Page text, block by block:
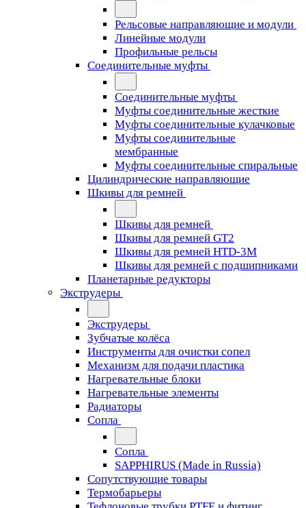
Рельсовые направляющие и модули
Линейные модули
Профильные рельсы
Соединительные муфты
Соединительные муфты
Муфты соединительные жесткие
Муфты соединительные кулачковые
Муфты соединительные
мембранные
Муфты соединительные спиральные
Цилиндрические направляющие
Шкивы для ремней
Шкивы для ремней
Шкивы для ремней GT2
Шкивы для ремней HTD-3M
Шкивы для ремней с подшипниками
Планетарные редукторы
Экструдеры
Экструдеры
Зубчатые колёса
Инструменты для очистки сопел
Механизм для подачи пластика
Нагревательные блоки
Нагревательные элементы
Радиаторы
Сопла
Сопла
SAPPHIRUS (Made in Russia)
Сопутствующие товары
Термобарьеры